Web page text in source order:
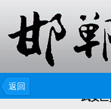
返回
武安巨